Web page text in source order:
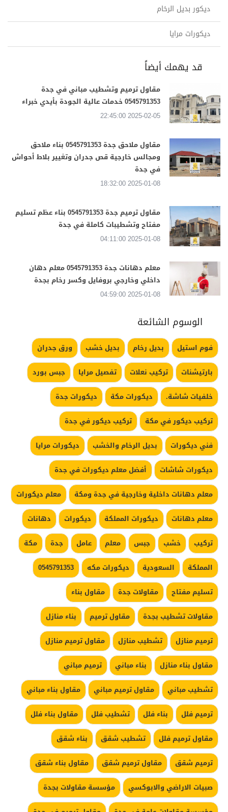
ديكور بديل الرخام
ديكورات مرايا
قد يهمك أيضاً
مقاول ترميم وتشطيب مباني في جدة
0545791353 خدمات عالية الجودة بأيدي خبراء
2025-02-05 22:45:00
مقاول ملاحق جدة 0545791353 بناء ملاحق
ومجالس خارجية قص جدران وتغيير بلاط أحواش
في جدة
2025-01-08 18:32:00
مقاول ترميم جدة 0545791353 بناء عظم تسليم
مفتاح وتشطيبات كاملة في جدة
2025-01-08 04:11:00
معلم دهانات جدة 0545791353 معلم دهان
داخلي وخارجي بروفايل وكسر رخام بجدة
2025-01-08 04:59:00
الوسوم الشائعة
فوم استيل بديل رخام بديل خشب
ورق جدران
بارتيشنات
تركيب نعلات تفصيل مرايا
جبس بورد
خلفيات شاشة.
ديكورات مكة
ديكورات جدة
تركيب ديكور في مكة
تركيب ديكور في جدة
فني ديكورات
بديل الرخام والخشب
ديكورات مرايا
ديكورات شاشات
أفضل معلم ديكورات في جدة
معلم دهانات داخلية وخارجية في جدة ومكة
معلم ديكورات
معلم دهانات
ديكورات المملكة ديكورات
دهانات
تركيب
خشب جبس معلم عامل جدة
مكة
المملكة
السعودية ديكورات مكه
0545791353
تسليم مفتاح
مقاولات جدة
مقاول بناء
مقاولات تشطيب بجدة
مقاول ترميم
بناء منازل
ترميم منازل
تشطيب منازل
مقاول ترميم منازل
مقاول بناء منازل
بناء مباني
ترميم مباني
تشطيب مباني
مقاول ترميم مباني
مقاول بناء مباني
ترميم فلل
بناء فلل تشطيب فلل
مقاول بناء فلل
مقاول ترميم فلل
تشطيب شقق
بناء شقق
ترميم شقق
مقاول ترميم شقق
مقاول بناء شقق
صبيات الاراضي والابوكسي
مؤسسة مقاولات بجدة